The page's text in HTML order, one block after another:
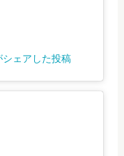
ェアした投稿